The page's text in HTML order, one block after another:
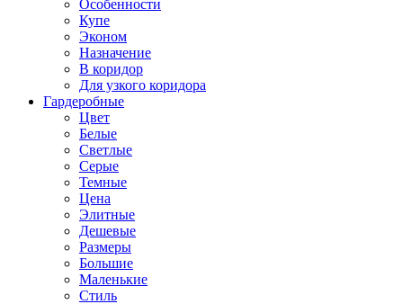
Особенности
Купе
Эконом
Назначение
В коридор
Для узкого коридора
Гардеробные
Цвет
Белые
Светлые
Серые
Темные
Цена
Элитные
Дешевые
Размеры
Большие
Маленькие
Стиль